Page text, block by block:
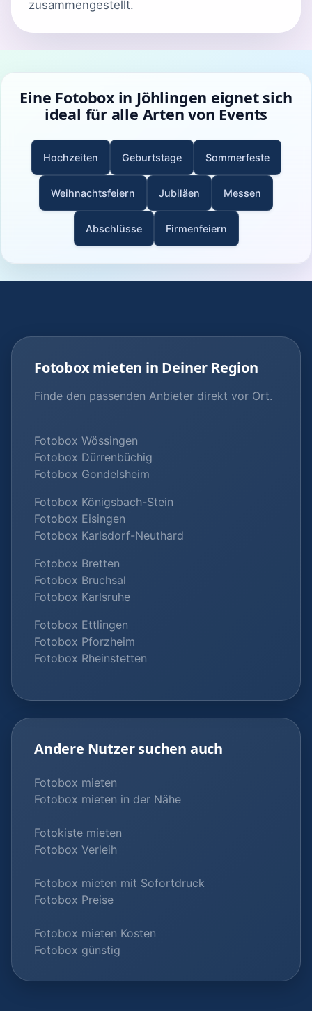
zusammengestellt.
Eine Fotobox in Jöhlingen eignet sich
ideal für alle Arten von Events
Hochzeiten Geburtstage Sommerfeste
Weihnachtsfeiern Jubiläen Messen
Abschlüsse Firmenfeiern
Fotobox mieten in Deiner Region
Finde den passenden Anbieter direkt vor Ort.
Fotobox Wössingen
Fotobox Dürrenbüchig
Fotobox Gondelsheim
Fotobox Königsbach-Stein
Fotobox Eisingen
Fotobox Karlsdorf-Neuthard
Fotobox Bretten
Fotobox Bruchsal
Fotobox Karlsruhe
Fotobox Ettlingen
Fotobox Pforzheim
Fotobox Rheinstetten
Andere Nutzer suchen auch
Fotobox mieten
Fotobox mieten in der Nähe
Fotokiste mieten
Fotobox Verleih
Fotobox mieten mit Sofortdruck
Fotobox Preise
Fotobox mieten Kosten
Fotobox günstig